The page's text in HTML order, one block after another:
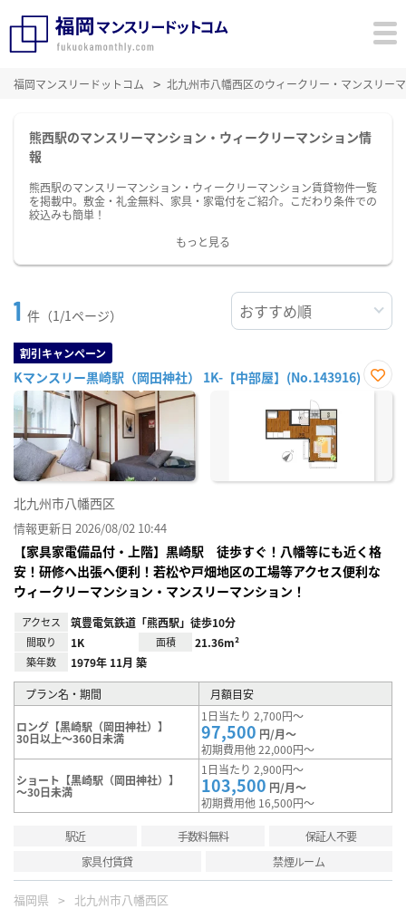
福岡マンスリードットコム 北九州市八幡西区のウィークリー・マンスリー
熊西駅のマンスリーマンション・ウィークリーマンション情
報
熊西駅のマンスリーマンション・ウィークリーマンション賃貸物件一覧
を掲載中。敷金・礼金無料、家具・家電付をご紹介。こだわり条件での
絞込みも簡単！
もっと見る
1 件（1/1ページ）
割引キャンペーン
Kマンスリー黒崎駅（岡田神社） 1K-【中部屋】(No.143916)
お気
北九州市八幡西区
情報更新日 2026/08/02 10:44
【家具家電備品付・上階】黒崎駅 徒歩すぐ！八幡等にも近く格
安！研修へ出張へ便利！若松や戸畑地区の工場等アクセス便利な
ウィークリーマンション・マンスリーマンション！
アクセス 筑豊電気鉄道「熊西駅」徒歩10分
間取り 1K 面積 21.36m²
築年数 1979年 11月 築
プラン名・期間 月額目安
ロング【黒崎駅（岡田神社）】
30日以上～360日未満
1日当たり 2,700円～
97,500 円/月～
初期費用他 22,000円～
ショート【黒崎駅（岡田神社）】
～30日未満
1日当たり 2,900円～
103,500 円/月～
初期費用他 16,500円～
駅近 手数料無料
保証人不要
家具付賃貸
禁煙ルーム
福岡県 北九州市八幡西区